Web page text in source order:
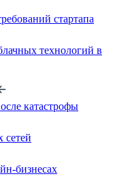
стартапа
технологий в
катастрофы
сетей
бизнесах